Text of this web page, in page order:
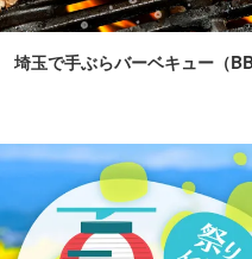
埼玉で手ぶらバーベキュー（